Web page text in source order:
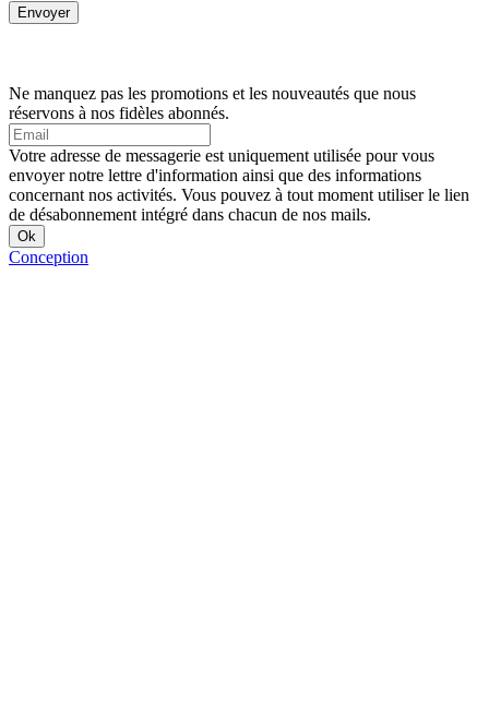
Ne manquez pas les promotions et les nouveautés que nous
réservons à nos fidèles abonnés.
Votre adresse de messagerie est uniquement utilisée pour vous
envoyer notre lettre d'information ainsi que des informations
concernant nos activités. Vous pouvez à tout moment utiliser le lien
de désabonnement intégré dans chacun de nos mails.
Conception